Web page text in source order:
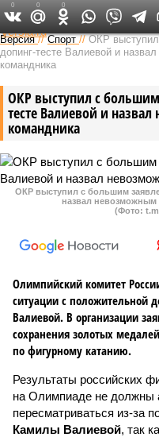
Версия //Спорт //ОКР
допинг-тесте Валиевой и
командника
ОКР выступил с
тесте Валиевой и
командника
ОКР выступил с большим
назвал невозможным
(Фото:
Олимпийский комитет
ситуации с положительной
Валиевой. В организации
сохранения золотых
по фигурному катанию.
Результаты российских
на Олимпиаде не должны
пересматриваться из-за
Камилы Валиевой, так
0 0 0